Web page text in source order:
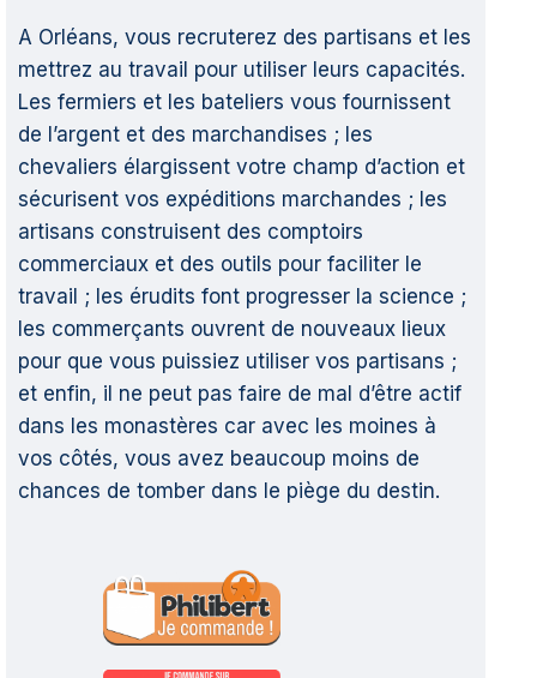
A Orléans, vous recruterez des partisans et les
mettrez au travail pour utiliser leurs capacités.
Les fermiers et les bateliers vous fournissent
de l’argent et des marchandises ; les
chevaliers élargissent votre champ d’action et
sécurisent vos expéditions marchandes ; les
artisans construisent des comptoirs
commerciaux et des outils pour faciliter le
travail ; les érudits font progresser la science ;
les commerçants ouvrent de nouveaux lieux
pour que vous puissiez utiliser vos partisans ;
et enfin, il ne peut pas faire de mal d’être actif
dans les monastères car avec les moines à
vos côtés, vous avez beaucoup moins de
chances de tomber dans le piège du destin.